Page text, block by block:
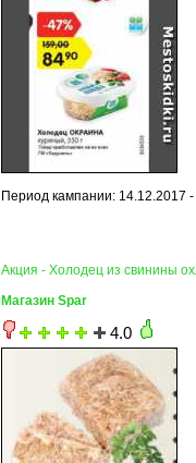
Период кампании: 14.12.2017
Акция - Холодец из свинины
Магазин Spar
4.0